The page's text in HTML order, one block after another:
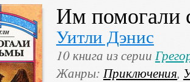
Им помогали
Уитли Дэнис
10 книга из серии
Жанры: Приключения,